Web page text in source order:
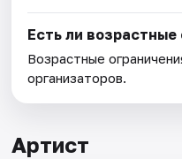
Есть ли возрастные
Возрастные
организаторов.
Артист